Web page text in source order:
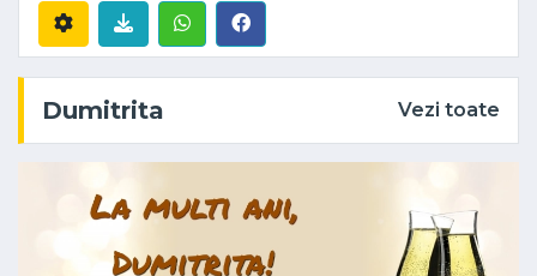
Dumitrita Vezi toate